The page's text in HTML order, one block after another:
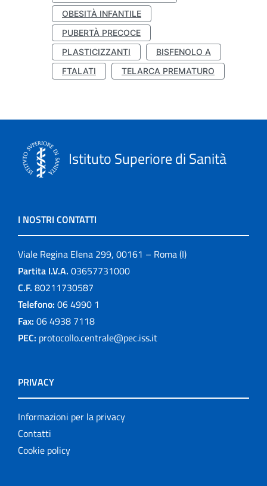
OBESITÀ INFANTILE
PUBERTÀ PRECOCE
PLASTICIZZANTI
BISFENOLO A
FTALATI
TELARCA PREMATURO
Istituto Superiore di Sanità
I NOSTRI CONTATTI
Viale Regina Elena 299, 00161 – Roma (I)
Partita I.V.A. 03657731000
C.F. 80211730587
Telefono: 06 4990 1
Fax: 06 4938 7118
PEC: protocollo.centrale@pec.iss.it
PRIVACY
Informazioni per la privacy
Contatti
Cookie policy